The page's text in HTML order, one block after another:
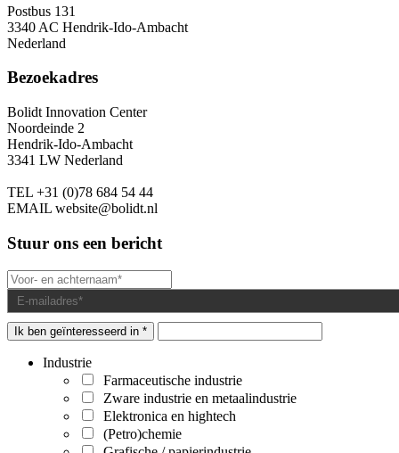
Postbus 131
3340 AC Hendrik-Ido-Ambacht
Nederland
Bezoekadres
Bolidt Innovation Center
Noordeinde 2
Hendrik-Ido-Ambacht
3341 LW Nederland
TEL +31 (0)78 684 54 44
EMAIL website@bolidt.nl
Stuur ons een bericht
Ik ben geïnteresseerd in *
Industrie
Farmaceutische industrie
Zware industrie en metaalindustrie
Elektronica en hightech
(Petro)chemie